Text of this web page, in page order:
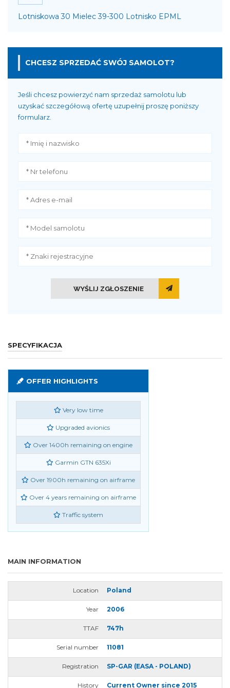
Lotniskowa 30 Mielec 39-300 Lotnisko EPML
CHCESZ SPRZEDAĆ SWÓJ SAMOLOT?
Jeśli chcesz powierzyć nam sprzedaż samolotu lub
uzyskać szczegółową ofertę uzupełnij proszę poniższy
formularz.
WYŚLIJ ZGŁOSZENIE
SPECYFIKACJA
OFFER HIGHLIGHTS
Very low time
Upgraded avionics
Over 1400h remaining on engine
Garmin GTN 635Xi
Over 1900h remaining on airframe
Over 4 years remaining on airframe
Traffic system
MAIN INFORMATION
Location Poland
Year 2006
TTAF 747h
Serial number 11081
Registration SP-GAR (EASA - POLAND)
History Current Owner since 2015